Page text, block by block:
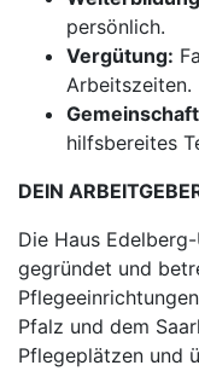
persönlich.
Vergütung:
Arbeitszeiten.
hilfsbereites
DEIN
Die Haus
gegründet und
Pfalz und dem
Pflegeplätzen und